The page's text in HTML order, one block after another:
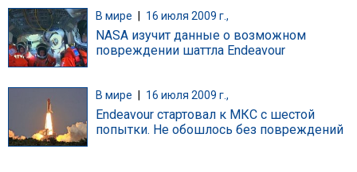
В мире | 16 июля 2009 г.,
NASA изучит данные о возможном
повреждении шаттла Endeavour
В мире 16 июля 2009 г.,
Endeavour стартовал к МКС с шестой
попытки. Не обошлось без повреждений